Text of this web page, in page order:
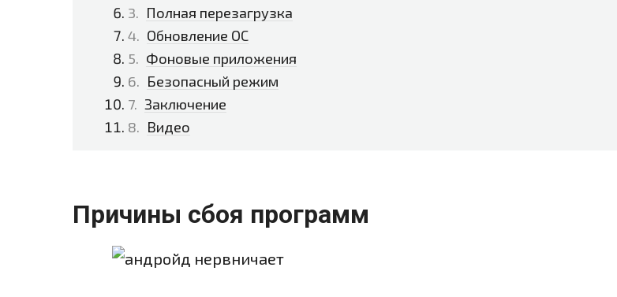
Полная перезагрузка
Обновление ОС
Фоновые приложения
Безопасный режим
Заключение
Видео
Причины сбоя программ